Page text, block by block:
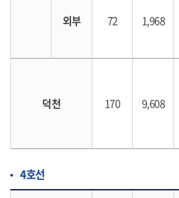
외부 72 1,968
덕천 170 9,608
4호선